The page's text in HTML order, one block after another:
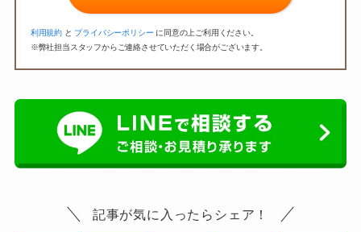
利用規約 と プライバシーポリシー に同意の上ご利用ください。
※弊社担当スタッフからご連絡させていただく場合がございます。
記事が気に入ったらシェア！